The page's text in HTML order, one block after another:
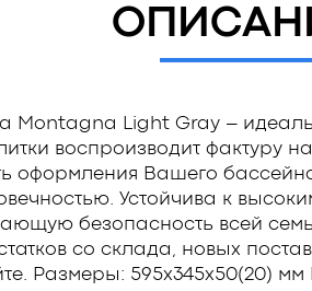
Montagna Light Gray –
воспроизводит фактуру
оформления Вашего
Устойчива к
безопасность всей
со склада, новых
Размеры: 595x345x50(20)